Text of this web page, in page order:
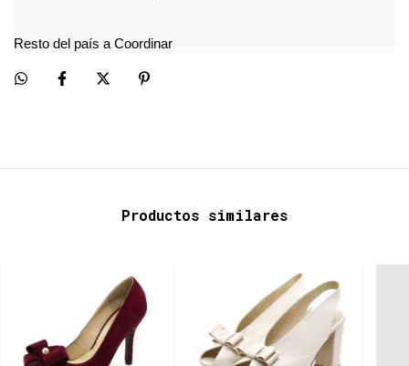
Resto del país a Coordinar
Productos similares